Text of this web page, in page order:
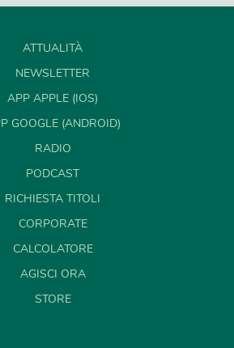
ATTUALITÀ
NEWSLETTER
APP APPLE (IOS)
GOOGLE (ANDROID)
RADIO
PODCAST
RICHIESTA TITOLI
CORPORATE
CALCOLATORE
AGISCI ORA
STORE